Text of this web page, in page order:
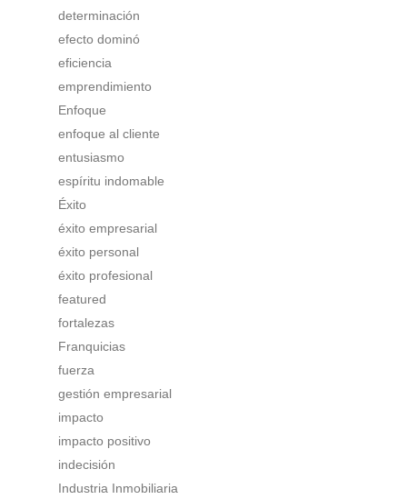
determinación
efecto dominó
eficiencia
emprendimiento
Enfoque
enfoque al cliente
entusiasmo
espíritu indomable
Éxito
éxito empresarial
éxito personal
éxito profesional
featured
fortalezas
Franquicias
fuerza
gestión empresarial
impacto
impacto positivo
indecisión
Industria Inmobiliaria